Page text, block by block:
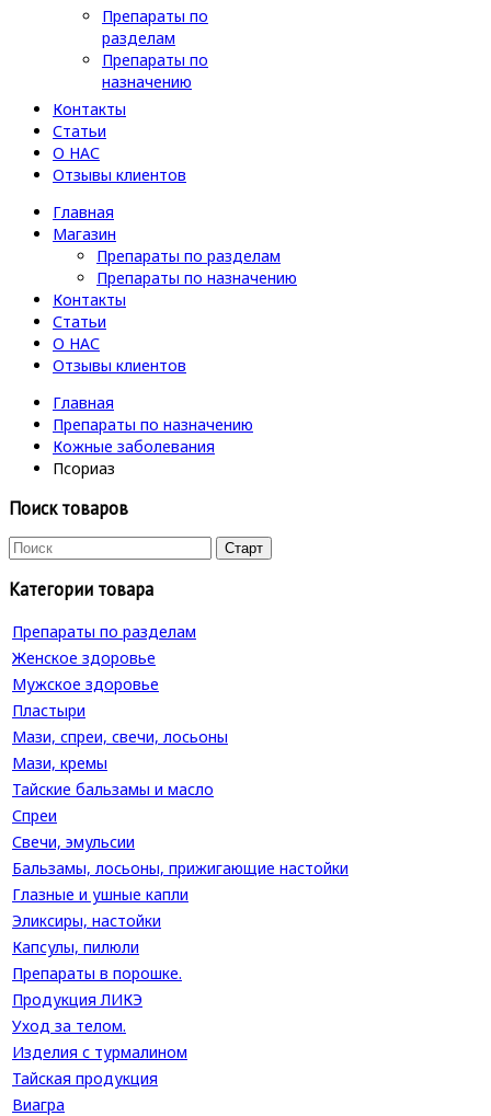
Препараты по
разделам
Препараты по
назначению
Контакты
Статьи
О НАС
Отзывы клиентов
Главная
Магазин
Препараты по разделам
Препараты по назначению
Контакты
Статьи
О НАС
Отзывы клиентов
Главная
Препараты по назначению
Кожные заболевания
Псориаз
Поиск товаров
Категории товара
Препараты по разделам
Женское здоровье
Мужское здоровье
Пластыри
Мази, спреи, свечи, лосьоны
Мази, кремы
Тайские бальзамы и масло
Спреи
Свечи, эмульсии
Бальзамы, лосьоны, прижигающие настойки
Глазные и ушные капли
Эликсиры, настойки
Капсулы, пилюли
Препараты в порошке.
Продукция ЛИКЭ
Уход за телом.
Изделия с турмалином
Тайская продукция
Виагра